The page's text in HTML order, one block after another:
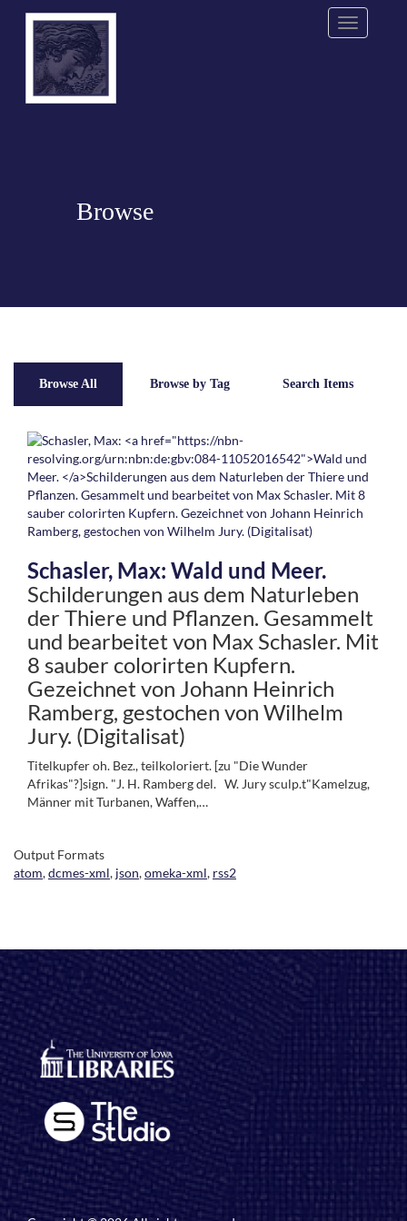
Menu
Browse
Browse All Browse by Tag Search Items
Schasler, Max: Wald und Meer.
Schilderungen aus dem Naturleben
der Thiere und Pflanzen. Gesammelt
und bearbeitet von Max Schasler. Mit
8 sauber colorirten Kupfern.
Gezeichnet von Johann Heinrich
Ramberg, gestochen von Wilhelm
Jury. (Digitalisat)
Titelkupfer oh. Bez., teilkoloriert. [zu "Die Wunder
Afrikas"?]sign. "J. H. Ramberg del. W. Jury sculp.t"Kamelzug,
Männer mit Turbanen, Waffen,…
Output Formats
atom,dcmes-xml, json,omeka-xml, rss2